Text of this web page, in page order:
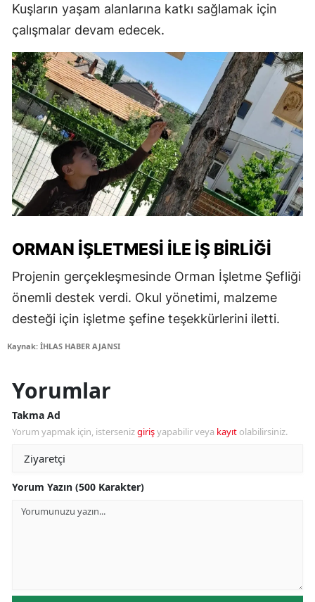
Kuşların yaşam alanlarına katkı sağlamak için
çalışmalar devam edecek.
ORMAN İŞLETMESI ILE İŞ BIRLIĞI
Projenin gerçekleşmesinde Orman İşletme Şefliği
önemli destek verdi. Okul yönetimi, malzeme
desteği için işletme şefine teşekkürlerini iletti.
Kaynak: İHLAS HABER AJANSI
Yorumlar
Takma Ad
Yorum yapmak için, istersenizgirişyapabilir veya kayıt olabilirsiniz.
Yorum Yazın (500 Karakter)